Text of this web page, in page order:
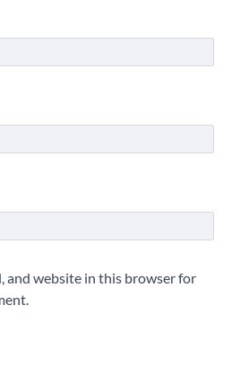
and website in this browser for